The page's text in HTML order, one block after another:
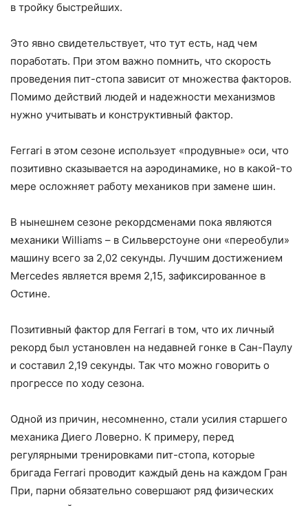
в тройку быстрейших.
Это явно свидетельствует, что тут есть, над чем
поработать. При этом важно помнить, что скорость
проведения пит-стопа зависит от множества факторов.
Помимо действий людей и надежности механизмов
нужно учитывать и конструктивный фактор.
Ferrari в этом сезоне использует «продувные» оси, что
позитивно сказывается на аэродинамике, но в какой-то
мере осложняет работу механиков при замене шин.
В нынешнем сезоне рекордсменами пока являются
механики Williams – в Сильверстоуне они «переобули»
машину всего за 2,02 секунды. Лучшим достижением
Mercedes является время 2,15, зафиксированное в
Остине.
Позитивный фактор для Ferrari в том, что их личный
рекорд был установлен на недавней гонке в Сан-Паулу
и составил 2,19 секунды. Так что можно говорить о
прогрессе по ходу сезона.
Одной из причин, несомненно, стали усилия старшего
механика Диего Ловерно. К примеру, перед
регулярными тренировками пит-стопа, которые
бригада Ferrari проводит каждый день на каждом Гран
При, парни обязательно совершают ряд физических